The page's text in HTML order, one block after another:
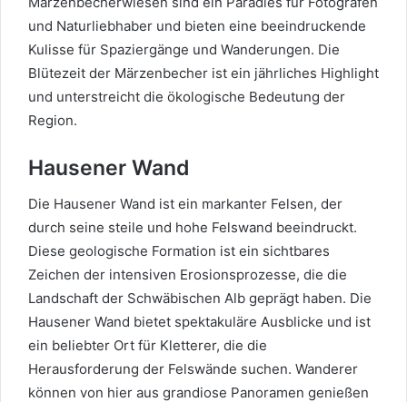
und Naturliebhaber und bieten eine beeindruckende
Kulisse für Spaziergänge und Wanderungen. Die
Blütezeit der Märzenbecher ist ein jährliches Highlight
und unterstreicht die ökologische Bedeutung der
Region.
Hausener Wand
Die Hausener Wand ist ein markanter Felsen, der
durch seine steile und hohe Felswand beeindruckt.
Diese geologische Formation ist ein sichtbares
Zeichen der intensiven Erosionsprozesse, die die
Landschaft der Schwäbischen Alb geprägt haben. Die
Hausener Wand bietet spektakuläre Ausblicke und ist
ein beliebter Ort für Kletterer, die die
Herausforderung der Felswände suchen. Wanderer
können von hier aus grandiose Panoramen genießen